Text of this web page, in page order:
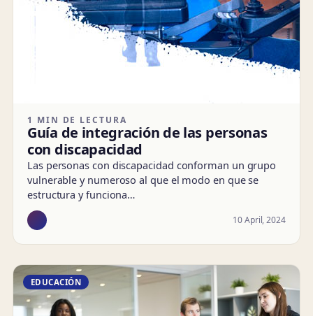
1 MIN DE LECTURA
Guía de integración de las personas
con discapacidad
Las personas con discapacidad conforman un grupo
vulnerable y numeroso al que el modo en que se
estructura y funciona…
10 April, 2024
EDUCACIÓN